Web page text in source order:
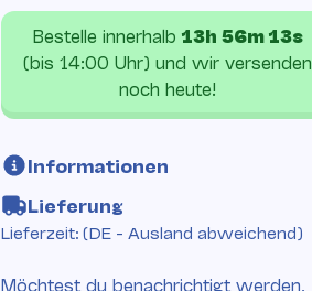
Möchtest du benachrichtigt werden,
Bestelle innerhalb 13h 56m 12s
(bis 14:00 Uhr) und wir versenden
noch heute!
Informationen
Lieferung
Lieferzeit: (DE - Ausland abweichend)